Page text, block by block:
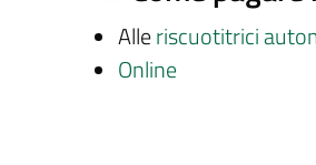
Alleriscuotitrici
Online